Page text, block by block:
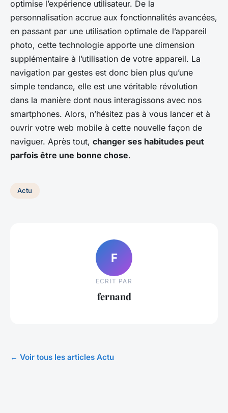
optimise l’expérience utilisateur. De la
personnalisation accrue aux fonctionnalités avancées,
en passant par une utilisation optimale de l’appareil
photo, cette technologie apporte une dimension
supplémentaire à l’utilisation de votre appareil. La
navigation par gestes est donc bien plus qu’une
simple tendance, elle est une véritable révolution
dans la manière dont nous interagissons avec nos
smartphones. Alors, n’hésitez pas à vous lancer et à
ouvrir votre web mobile à cette nouvelle façon de
naviguer. Après tout, changer ses habitudes peut
parfois être une bonne chose.
Actu
F
ECRIT PAR
fernand
← Voir tous les articles Actu